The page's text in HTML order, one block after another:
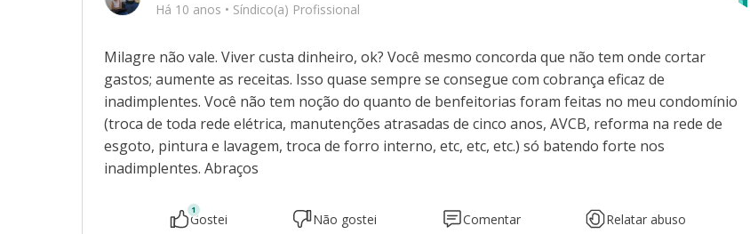
Milagre não vale. Viver custa dinheiro, ok? Você mesmo concorda que não tem onde cortar
gastos; aumente as receitas. Isso quase sempre se consegue com cobrança eficaz de
inadimplentes. Você não tem noção do quanto de benfeitorias foram feitas no meu condomínio
(troca de toda rede elétrica, manutenções atrasadas de cinco anos, AVCB, reforma na rede de
esgoto, pintura e lavagem, troca de forro interno, etc, etc, etc.) só batendo forte nos
inadimplentes. Abraços
Há 10 anos • Síndico(a) Profissional
1
Gostei Não gostei Comentar Relatar abuso